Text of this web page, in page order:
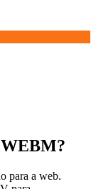
para a web.